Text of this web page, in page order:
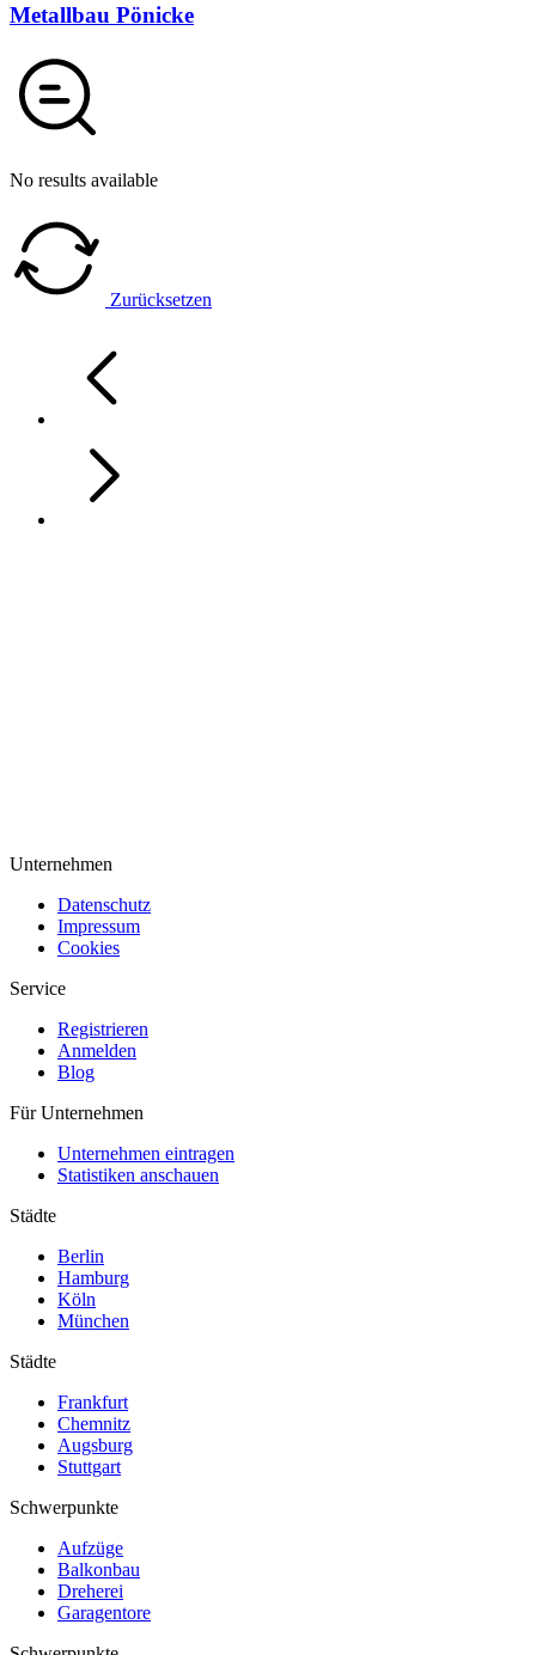
Metallbau Pönicke
No results available
Zurücksetzen
Unternehmen
Datenschutz
Impressum
Cookies
Service
Registrieren
Anmelden
Blog
Für Unternehmen
Unternehmen eintragen
Statistiken anschauen
Städte
Berlin
Hamburg
Köln
München
Städte
Frankfurt
Chemnitz
Augsburg
Stuttgart
Schwerpunkte
Aufzüge
Balkonbau
Dreherei
Garagentore